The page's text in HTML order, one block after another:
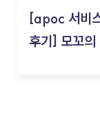
[apoc 서비
후기] 모꼬의